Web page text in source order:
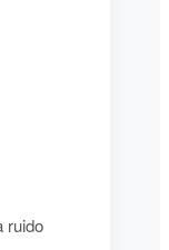
ruido